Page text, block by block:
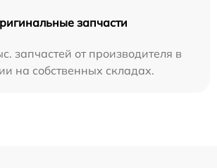
запчасти
запчастей от производителя в
на собственных складах.